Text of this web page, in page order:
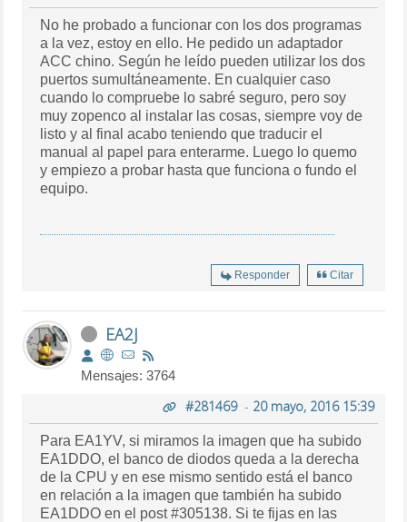
No he probado a funcionar con los dos programas
a la vez, estoy en ello. He pedido un adaptador
ACC chino. Según he leído pueden utilizar los dos
puertos sumultáneamente. En cualquier caso
cuando lo compruebe lo sabré seguro, pero soy
muy zopenco al instalar las cosas, siempre voy de
listo y al final acabo teniendo que traducir el
manual al papel para enterarme. Luego lo quemo
y empiezo a probar hasta que funciona o fundo el
equipo.
Responder Citar
EA2J
Mensajes: 3764
#281469- 20 mayo, 2016 15:39
Para EA1YV, si miramos la imagen que ha subido
EA1DDO, el banco de diodos queda a la derecha
de la CPU y en ese mismo sentido está el banco
en relación a la imagen que también ha subido
EA1DDO en el post #305138. Si te fijas en las